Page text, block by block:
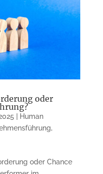
oder
Human
,
oder Chance